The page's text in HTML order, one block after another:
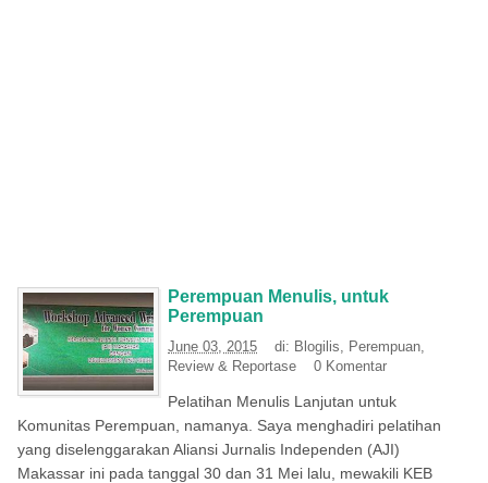
Perempuan Menulis, untuk
Perempuan
June 03, 2015 di: Blogilis Perempuan
Review & Reportase
0 Komentar
Pelatihan Menulis Lanjutan untuk
Komunitas Perempuan, namanya. Saya menghadiri pelatihan
yang diselenggarakan Aliansi Jurnalis Independen (AJI)
Makassar ini pada tanggal 30 dan 31 Mei lalu, mewakili KEB